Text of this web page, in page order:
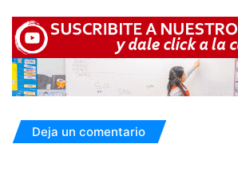
Deja un comentario